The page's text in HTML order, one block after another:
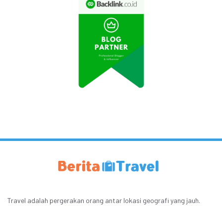
Travel adalah pergerakan orang antar lokasi geografi yang jauh.